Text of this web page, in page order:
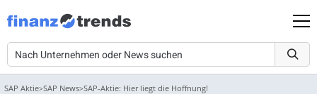
SAP Aktie SAP News SAP-Aktie: Hier liegt die Hoffnung!